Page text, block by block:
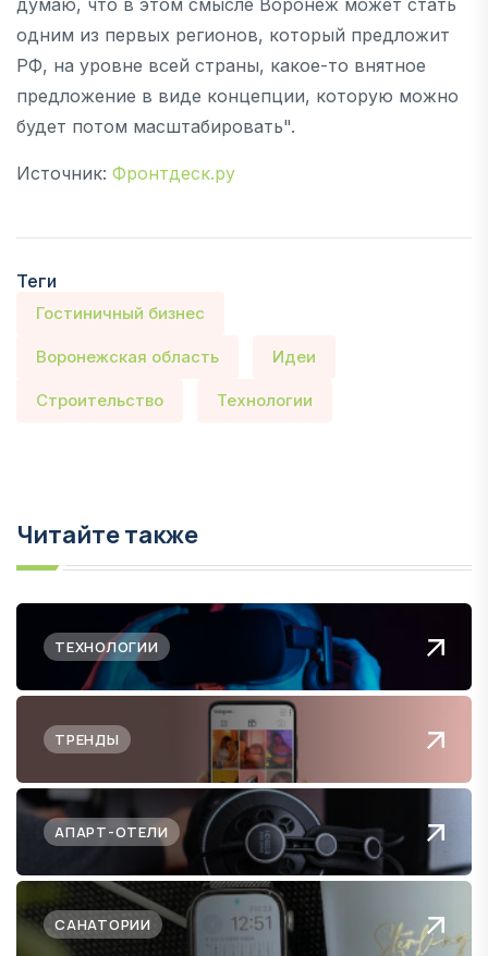
одним из первых регионов, который предложит
РФ, на уровне всей страны, какое-то внятное
предложение в виде концепции, которую можно
будет потом масштабировать".
Источник: Фронтдеск.ру
Теги
Гостиничный бизнес
Воронежская область Идеи
Строительство Технологии
Читайте также
ТЕХНОЛОГИИ
ТРЕНДЫ
АПАРТ-ОТЕЛИ
САНАТОРИИ